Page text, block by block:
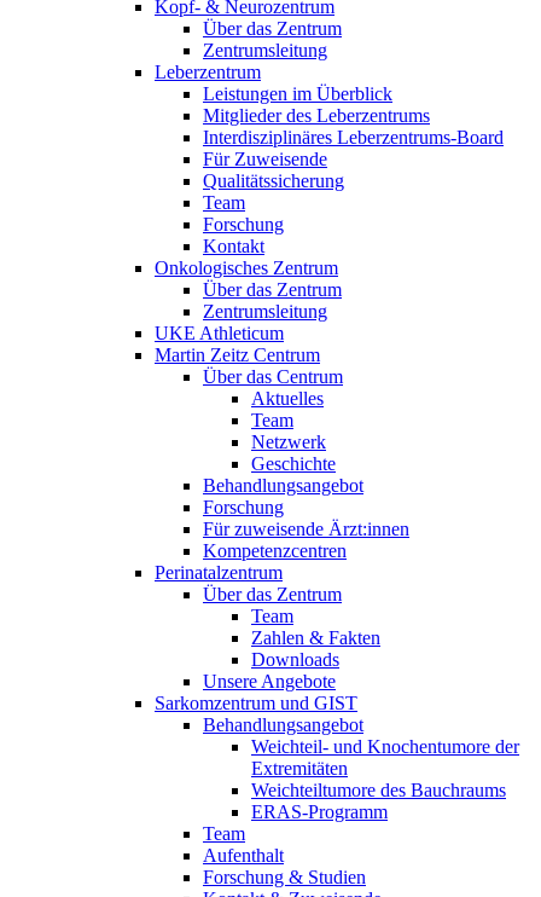
Kopf- & Neurozentrum
Über das Zentrum
Zentrumsleitung
Leberzentrum
Leistungen im Überblick
Mitglieder des Leberzentrums
Interdisziplinäres Leberzentrums-Board
Für Zuweisende
Qualitätssicherung
Team
Forschung
Kontakt
Onkologisches Zentrum
Über das Zentrum
Zentrumsleitung
UKE Athleticum
Martin Zeitz Centrum
Über das Centrum
Aktuelles
Team
Netzwerk
Geschichte
Behandlungsangebot
Forschung
Für zuweisende Ärzt:innen
Kompetenzcentren
Perinatalzentrum
Über das Zentrum
Team
Zahlen & Fakten
Downloads
Unsere Angebote
Sarkomzentrum und GIST
Behandlungsangebot
Weichteil- und Knochentumore der
Extremitäten
Weichteiltumore des Bauchraums
ERAS-Programm
Team
Aufenthalt
Forschung & Studien